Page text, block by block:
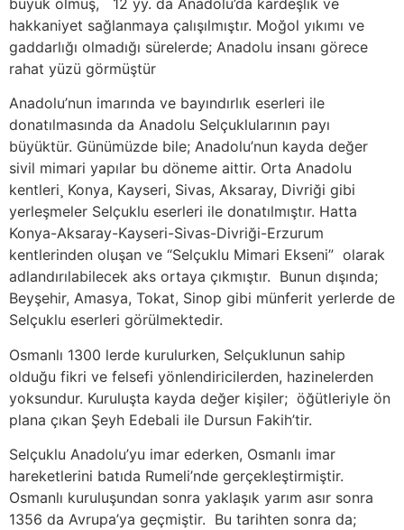
hakkaniyet sağlanmaya çalışılmıştır. Moğol yıkımı ve
gaddarlığı olmadığı sürelerde; Anadolu insanı görece
rahat yüzü görmüştür
Anadolu’nun imarında ve bayındırlık eserleri ile
donatılmasında da Anadolu Selçuklularının payı
büyüktür. Günümüzde bile; Anadolu’nun kayda değer
sivil mimari yapılar bu döneme aittir. Orta Anadolu
kentleri¸ Konya, Kayseri, Sivas, Aksaray, Divriği gibi
yerleşmeler Selçuklu eserleri ile donatılmıştır. Hatta
Konya-Aksaray-Kayseri-Sivas-Divriği-Erzurum
kentlerinden oluşan ve “Selçuklu Mimari Ekseni” olarak
adlandırılabilecek aks ortaya çıkmıştır. Bunun dışında;
Beyşehir, Amasya, Tokat, Sinop gibi münferit yerlerde de
Selçuklu eserleri görülmektedir.
Osmanlı 1300 lerde kurulurken, Selçuklunun sahip
olduğu fikri ve felsefi yönlendiricilerden, hazinelerden
yoksundur. Kuruluşta kayda değer kişiler; öğütleriyle ön
plana çıkan Şeyh Edebali ile Dursun Fakih’tir.
Selçuklu Anadolu’yu imar ederken, Osmanlı imar
hareketlerini batıda Rumeli’nde gerçekleştirmiştir.
Osmanlı kuruluşundan sonra yaklaşık yarım asır sonra
1356 da Avrupa’ya geçmiştir. Bu tarihten sonra da;